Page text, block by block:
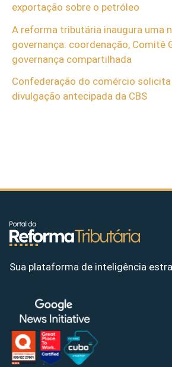
exportação sobre o petróleo
A reforma tributária inaugura uma
governança: coordenação, Comitê
governança compartilhada
Confederação do comércio solicita
divulgação antecipada da CBS
Sua plataforma de inteligência